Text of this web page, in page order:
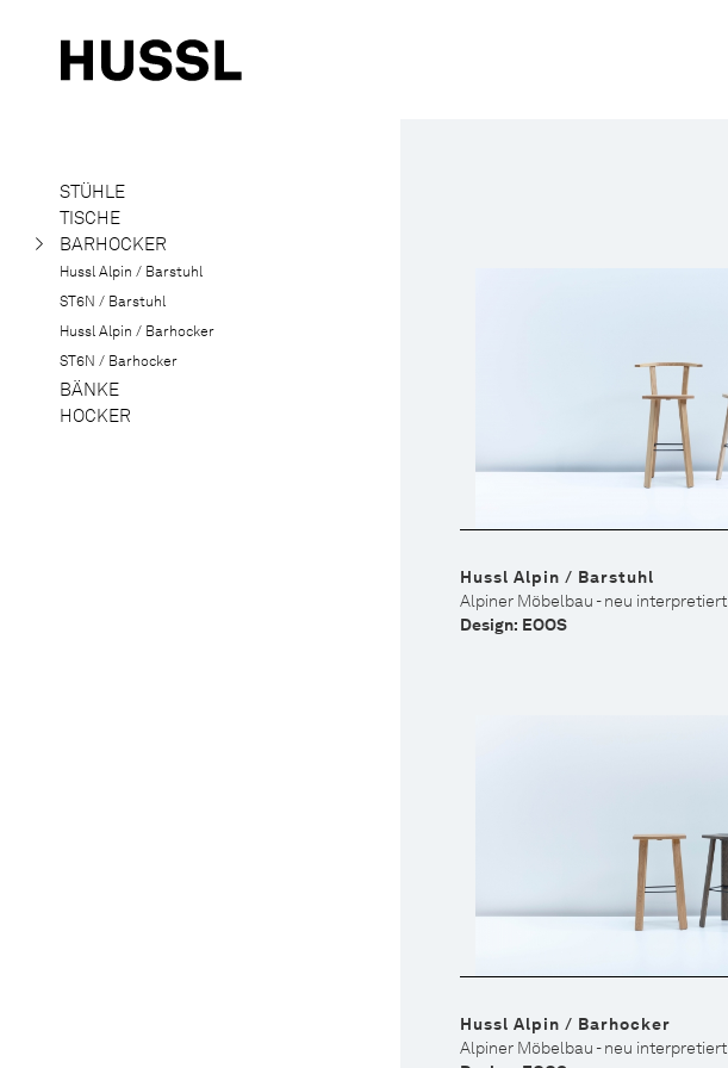
STÜHLE
TISCHE
BARHOCKER
Hussl Alpin / Barstuhl
ST6N / Barstuhl
Hussl Alpin / Barhocker
ST6N / Barhocker
BÄNKE
HOCKER
Hussl Alpin / Barstuhl
Alpiner Möbelbau - neu interpretiert.
Design: EOOS
Hussl Alpin / Barhocker
Alpiner Möbelbau - neu interpretiert.